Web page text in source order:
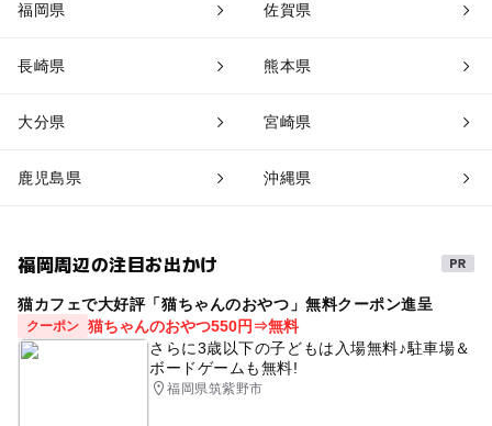
福岡県 佐賀県
長崎県 熊本県
大分県 宮崎県
鹿児島県 沖縄県
福岡周辺の注目お出かけ
猫カフェで大好評「猫ちゃんのおやつ」無料クーポン進呈
クーポン 猫ちゃんのおやつ550円⇒無料
さらに3歳以下の子どもは入場無料♪駐車場＆
ボードゲームも無料!
福岡県筑紫野市